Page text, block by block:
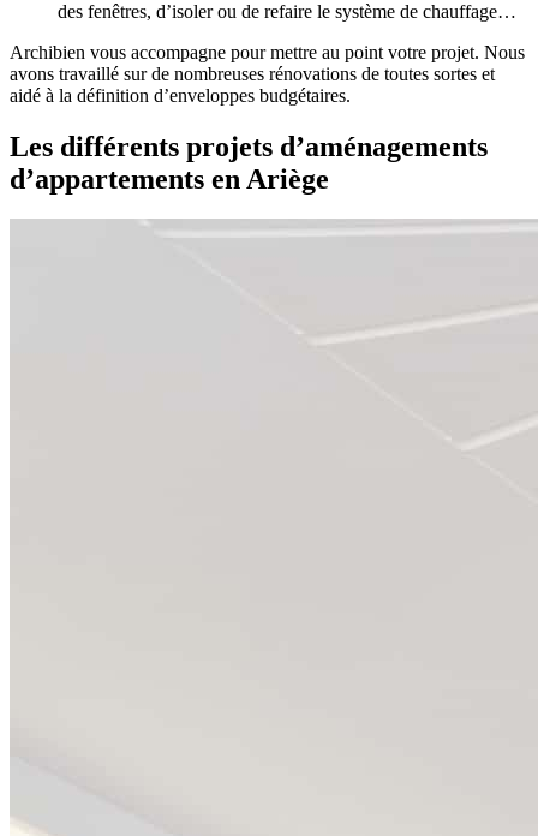
des fenêtres, d’isoler ou de refaire le système de chauffage…
Archibien vous accompagne pour mettre au point votre projet. Nous
avons travaillé sur de nombreuses rénovations de toutes sortes et
aidé à la définition d’enveloppes budgétaires.
Les différents projets d’aménagements
d’appartements en Ariège